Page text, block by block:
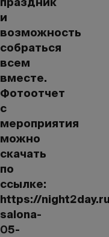
и
возможность
собраться
всем
вместе.
Фотоотчет
с
мероприятия
можно
скачать
по
ссылке:
https://
salona-
05-